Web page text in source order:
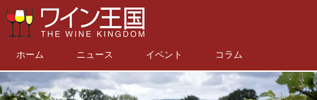
ホーム ニュース イベント コラム